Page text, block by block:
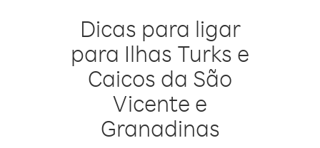
Dicas para ligar
para Ilhas Turks e
Caicos da São
Vicente e
Granadinas